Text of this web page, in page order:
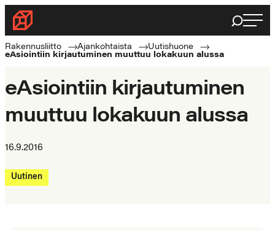
Siirry
suoraan
sisältöön
Rakennusliitto
Rakennusalan
ammattilaisten
Haku
Rakennusliitto Ajankohtaista
Uutishuone
eAsiointiin kirjautuminen muuttuu lokakuun alussa
eAsiointiin kirjautuminen
muuttuu lokakuun alussa
16.9.2016
Uutinen